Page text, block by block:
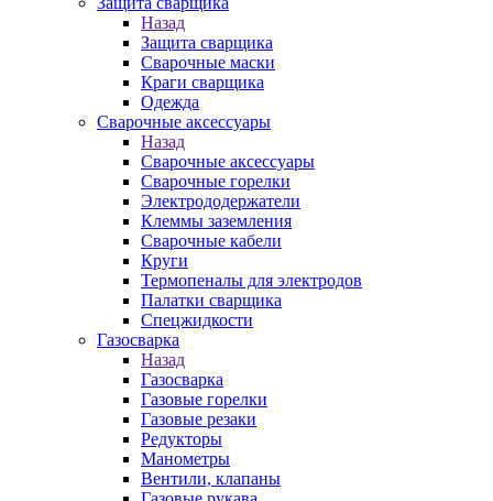
Назад
Защита сварщика
Сварочные маски
Краги сварщика
Одежда
Сварочные аксессуары
Назад
Сварочные аксессуары
Сварочные горелки
Электрододержатели
Клеммы заземления
Сварочные кабели
Круги
Термопеналы для электродов
Палатки сварщика
Спецжидкости
Газосварка
Назад
Газосварка
Газовые горелки
Газовые резаки
Редукторы
Манометры
Вентили, клапаны